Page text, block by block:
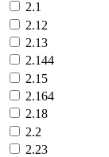
2.1
2.12
2.13
2.144
2.15
2.164
2.18
2.2
2.23